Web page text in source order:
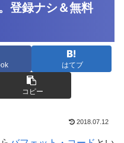
登録ナシ＆無料
はてブ
コピー
2018.07.12